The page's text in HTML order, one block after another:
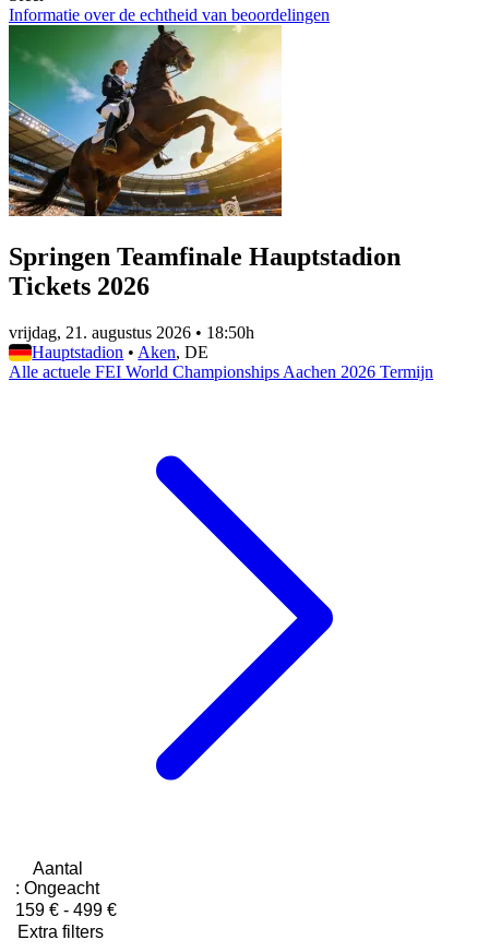
Informatie over de echtheid van beoordelingen
Springen Teamfinale Hauptstadion
Tickets 2026
vrijdag, 21. augustus 2026 • 18:50h
Hauptstadion • Aken, DE
Alle actuele FEI World Championships Aachen 2026 Termijn
Aantal
: Ongeacht
159 € - 499 €
Extra filters